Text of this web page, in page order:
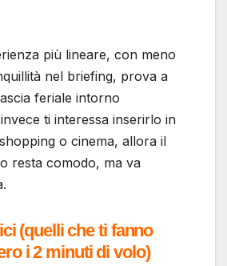
più lineare, con meno
nel briefing, prova a
feriale intorno
ti interessa inserirlo in
o cinema, allora il
resta comodo, ma va
(quelli che ti fanno
i 2 minuti di volo)